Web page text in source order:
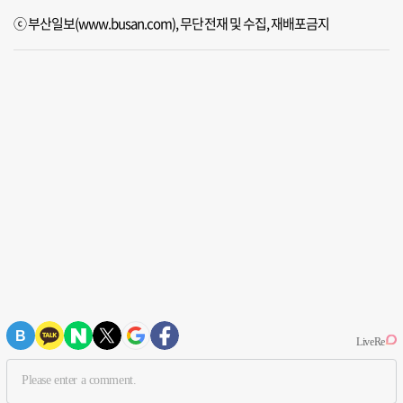
ⓒ 부산일보(www.busan.com), 무단전재 및 수집, 재배포금지